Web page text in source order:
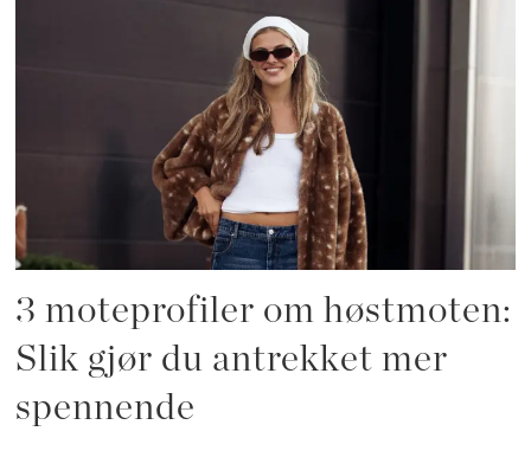
3 moteprofiler om høstmoten:
Slik gjør du antrekket mer
spennende